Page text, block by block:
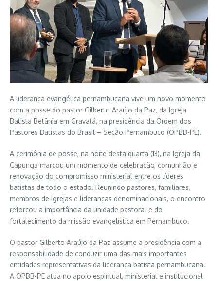
A liderança evangélica pernambucana vive um novo momento
com a posse do pastor Gilberto Araújo da Paz, da Igreja
Batista Betânia em Gravatá, na presidência da Ordem dos
Pastores Batistas do Brasil – Seção Pernambuco (OPBB-PE).
A cerimônia de posse, na noite desta quarta (13), na Igreja da
Capunga marcou um momento de celebração, comunhão e
renovação do compromisso ministerial entre os líderes
batistas de todo o estado. Reunindo pastores, familiares,
membros de igrejas e lideranças denominacionais, o encontro
reforçou a importância da unidade pastoral e do
fortalecimento da missão evangelística em Pernambuco.
O pastor Gilberto Araújo da Paz assume a presidência com a
responsabilidade de conduzir uma das mais importantes
entidades representativas da liderança batista pernambucana.
A OPBB-PE atua no apoio espiritual, ministerial e institucional